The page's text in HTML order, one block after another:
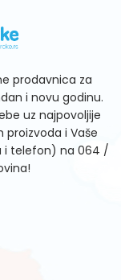
prodavnica za
i novu godinu.
uz najpovoljije
proizvoda i Vaše
i telefon) na 064 /